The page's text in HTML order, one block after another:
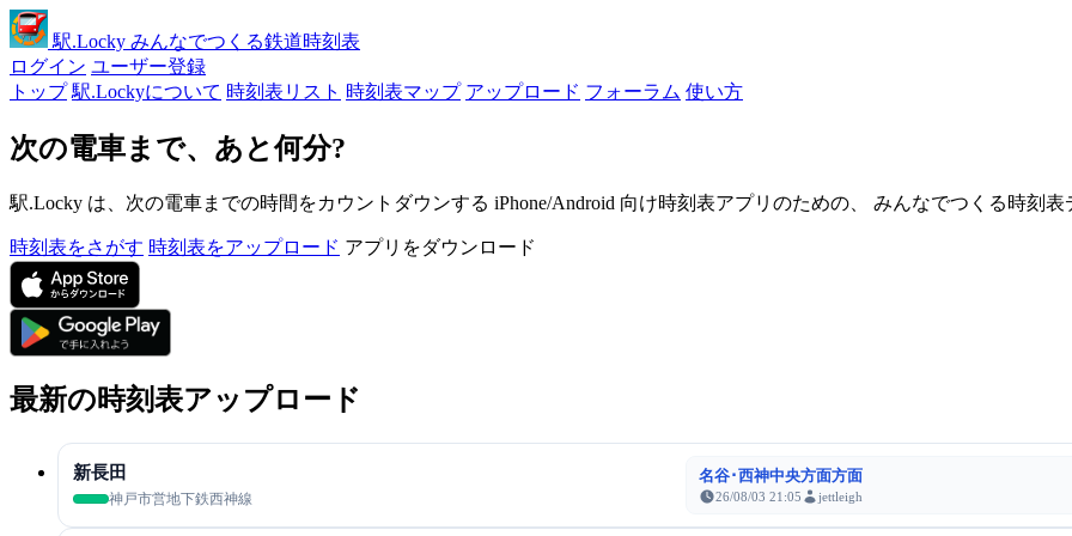
駅.Locky みんなでつくる鉄道時刻表
ログイン ユーザー登録
トップ 駅.Lockyについて 時刻表リスト 時刻表マップ アップロード フォーラム 使い方
次の電車まで、あと何分?
駅.Locky は、次の電車までの時間をカウントダウンする iPhone/Android 向け時刻表アプリのための、 みんなでつくる時刻表
時刻表をさがす 時刻表をアップロード アプリをダウンロード
最新の時刻表アップロード
新長田
神戸市営地下鉄西神線
名谷･西神中央方面方面
26/08/03 21:05 jettleigh